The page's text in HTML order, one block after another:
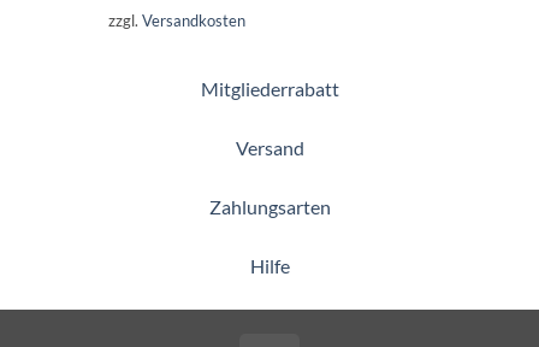
zzgl. Versandkosten
Mitgliederrabatt
Versand
Zahlungsarten
Hilfe